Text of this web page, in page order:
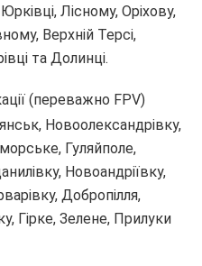
Лісному, Оріхову,
Верхній Терсі,
та Долинці.
(переважно FPV)
Новоолександрівку,
Гуляйполе,
Новоандріївку,
Добропілля,
Гірке, Зелене, Прилуки